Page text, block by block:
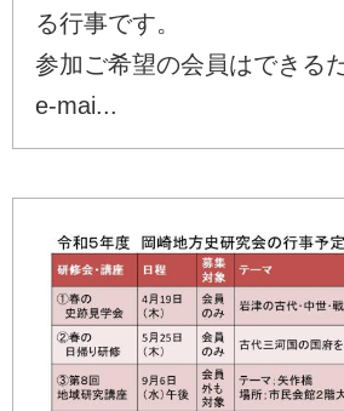
る行事です。
参加ご希望の会員はできる
e-mai...